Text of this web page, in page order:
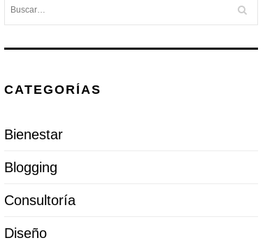
CATEGORÍAS
Bienestar
Blogging
Consultoría
Diseño